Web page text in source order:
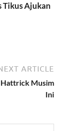
Tikus Ajukan
ARTICLE
Hattrick Musim
Ini